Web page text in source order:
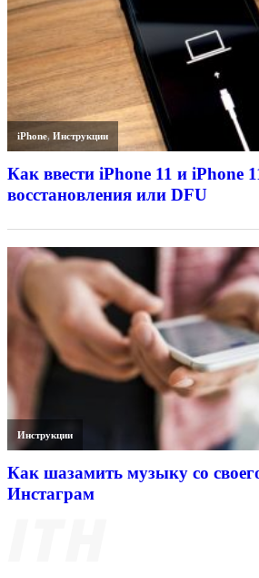
iPhone,Инструкции
Как ввести iPhone 11 и iPhone
восстановления или DFU
Инструкции
Как шазамить музыку со
Инстаграм